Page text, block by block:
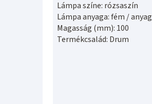
Lámpa színe: rózsaszín
Lámpa anyaga: fém / anyag
Magasság (mm): 100
Termékcsalád: Drum